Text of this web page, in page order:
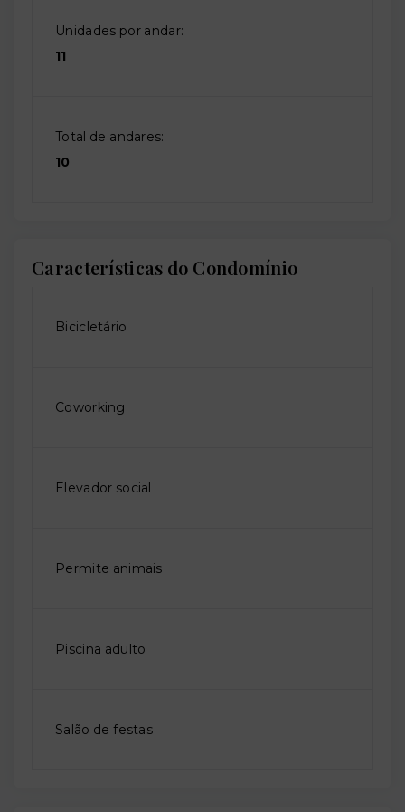
Unidades por andar:
11
Total de andares:
10
Características do Condomínio
Bicicletário
Coworking
Elevador social
Permite animais
Piscina adulto
Salão de festas